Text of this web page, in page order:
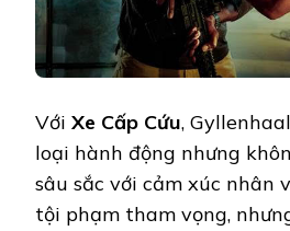
Với Xe Cấp Cứu,
loại hành động nhưng
sâu sắc với cảm xúc nhân
tội phạm tham vọng,